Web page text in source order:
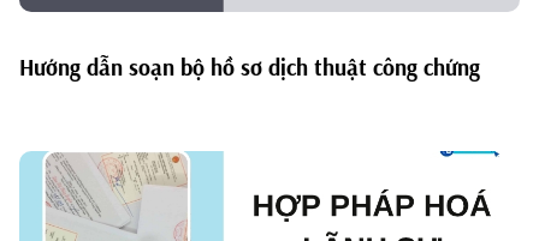
Hướng dẫn soạn bộ hồ sơ dịch thuật công chứng